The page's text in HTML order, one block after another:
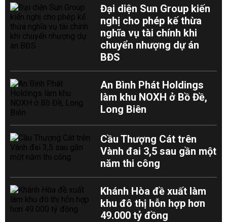
Đại diện Sun Group kiến
nghị cho phép kế thừa
nghĩa vụ tài chính khi
chuyển nhượng dự án
BĐS
An Bình Phát Holdings
làm khu NOXH ở Bồ Đề,
Long Biên
Cầu Thượng Cát trên
Vành đai 3,5 sau gần một
năm thi công
Khánh Hòa đề xuất làm
khu đô thị hỗn hợp hơn
49.000 tỷ đồng